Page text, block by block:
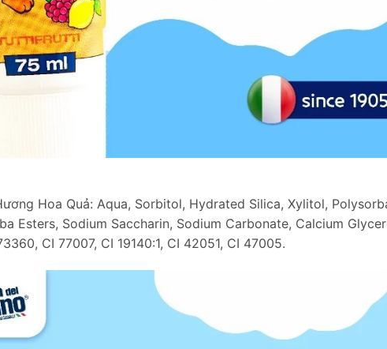
Hoa Quả: Aqua, Sorbitol, Hydrated Silica, Xylitol,
Esters, Sodium Saccharin, Sodium Carbonate, Calcium
CI 77007, CI 19140:1, CI 42051, CI 47005.